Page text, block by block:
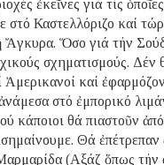
ἐκεῖνες γιά τίς
Καστελλόριζο καί
Ἄγκυρα. Ὅσο γιά τήν
σχηματισμούς.
καί
στό ἐμπορικό
κάποιοι θά πιαστοῦν
Θά ἐπέτρεπαν
(Αξάζ ὅπως τήν